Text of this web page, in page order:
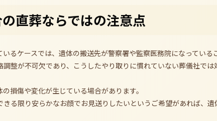
直葬ならではの注意点
るケースでは、遺体の搬送先が警察署や監察医務院になっている
整が不可欠であり、こうしたやり取りに慣れていない葬儀社で
損傷や変化が生じている場合があります。
る限り安らかなお顔でお見送りしたいというご希望があれば、